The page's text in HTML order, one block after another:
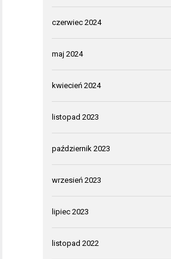
czerwiec 2024
maj 2024
kwiecień 2024
listopad 2023
październik 2023
wrzesień 2023
lipiec 2023
listopad 2022